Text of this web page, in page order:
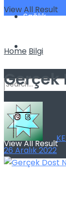
Sağlık
Spor
No Result
View All Result
View All Result
Home Bilgi
Gerçek
by
26 Aralık 2022